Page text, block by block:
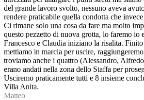
del grande lavoro svolto, nessuno aveva
rendere praticabile quella condotta che
Ci rimane solo una cosa da fare ma molto
questo pezzetto di nuova grotta, lo faremo io
Francesco e Claudia iniziano la risalita.
mettiamo in marcia per uscire,
troviamo anche i quattro (Alessandro,
erano andati nella zona dello Staffa per
Usciremo praticamente tutti e 8 insieme
Villa Anita.
Matteo